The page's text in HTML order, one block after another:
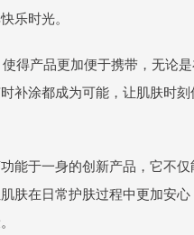
乐时光。
得产品更加便于携带，无论
补涂都成为可能，让肌肤时
能于一身的创新产品，它不
肤在日常护肤过程中更加安